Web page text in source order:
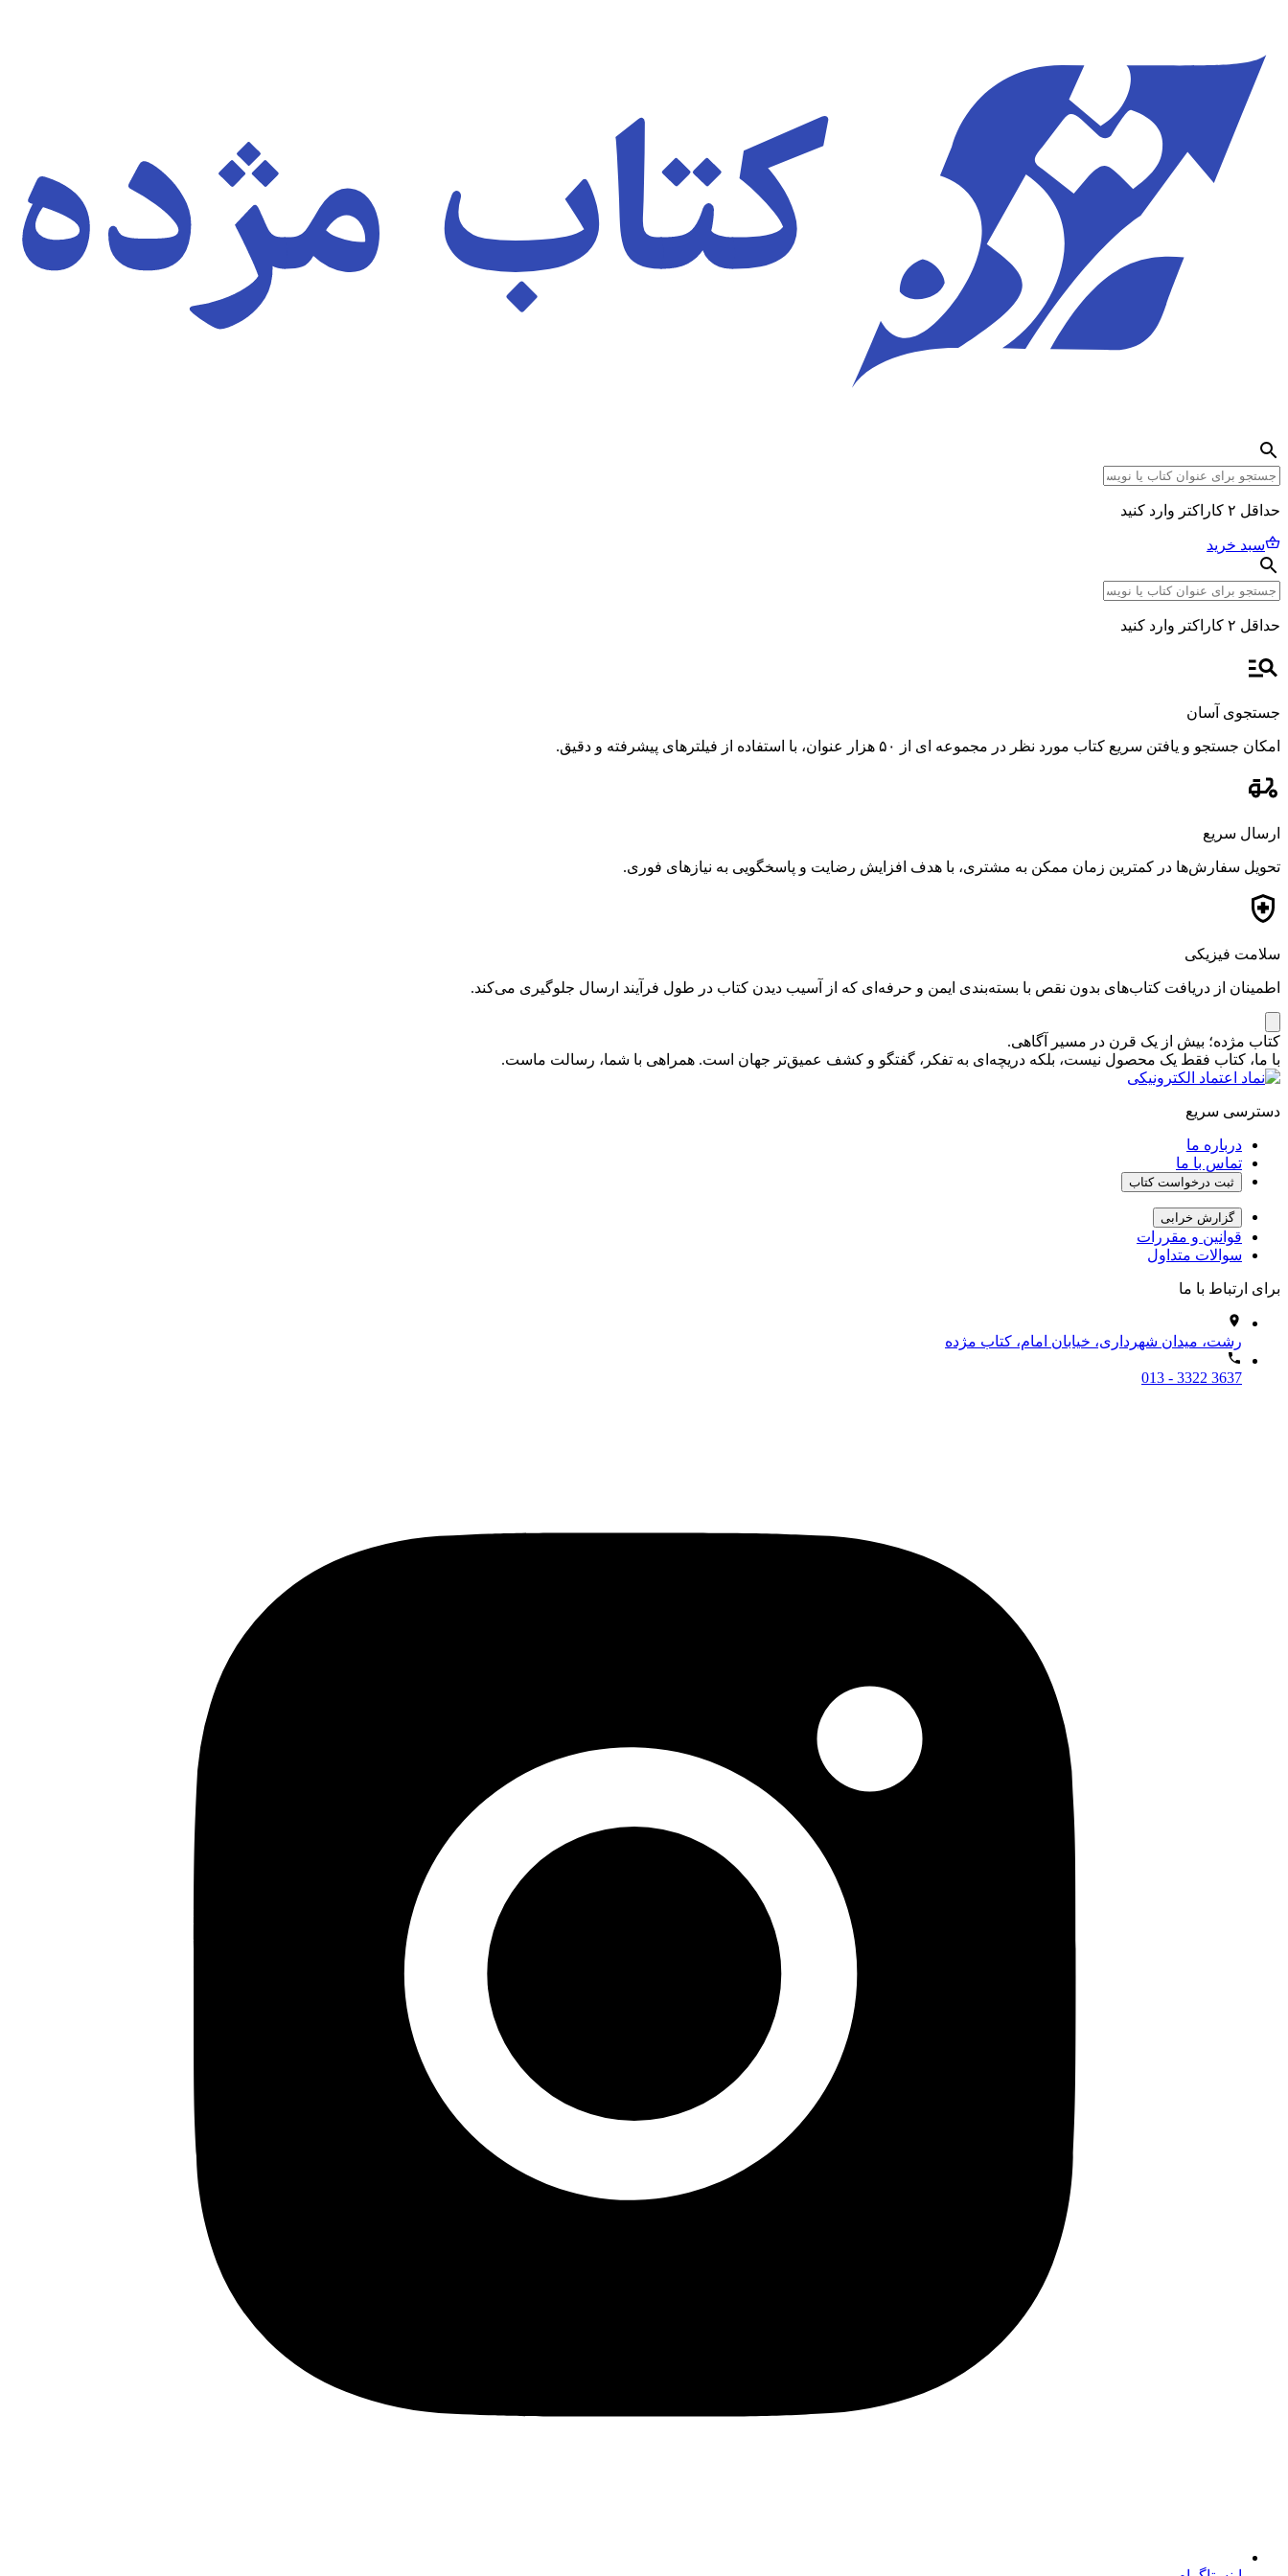
حداقل ۲ کاراکتر وارد کنید
سبد خرید
حداقل ۲ کاراکتر وارد کنید
جستجوی آسان
امکان جستجو و یافتن سریع کتاب مورد نظر در مجموعه ای از ۵۰ هزار عنوان، با استفاده از فیلترهای پیشرفته و دقیق.
ارسال سریع
تحویل سفارش‌ها در کمترین زمان ممکن به مشتری، با هدف افزایش رضایت و پاسخگویی به نیازهای فوری.
سلامت فیزیکی
اطمینان از دریافت کتاب‌های بدون نقص با بسته‌بندی ایمن و حرفه‌ای که از آسیب دیدن کتاب در طول فرآیند ارسال جلوگیری می‌کند.
کتاب مژده؛ بیش از یک قرن در مسیر آگاهی.
با ما، کتاب فقط یک محصول نیست، بلکه دریچه‌ای به تفکر، گفتگو و کشف عمیق‌تر جهان است. همراهی با شما، رسالت ماست.
دسترسی سریع
درباره ما
تماس با ما
ثبت درخواست کتاب
گزارش خرابی
قوانین و مقررات
سوالات متداول
برای ارتباط با ما
رشت، میدان شهرداری، خیابان امام، کتاب مژده
013 - 3322 3637